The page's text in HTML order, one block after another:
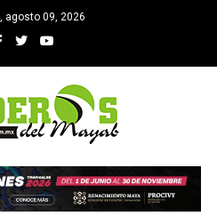
agosto 09, 2026
MAYAB